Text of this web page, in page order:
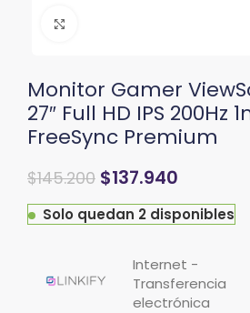
Monitor Gamer
27″ Full HD IPS 200Hz
FreeSync Premium
$145.200 $137.940
Solo quedan 2 disponibles
Internet -
Transferencia
electrónica